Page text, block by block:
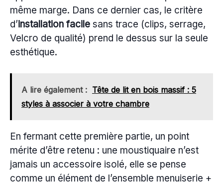
même marge. Dans ce dernier cas, le critère
d’installation facile sans trace (clips, serrage,
Velcro de qualité) prend le dessus sur la seule
esthétique.
A lire également : Tête de lit en bois massif : 5
styles à associer à votre chambre
En fermant cette première partie, un point
mérite d’être retenu : une moustiquaire n’est
jamais un accessoire isolé, elle se pense
comme un élément de l’ensemble menuiserie +